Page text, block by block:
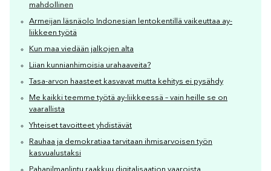
mahdollinen
Armeijan läsnäolo Indonesian lentokentillä vaikeuttaa ay-
liikkeen työtä
Kun maa viedään jalkojen alta
Liian kunnianhimoisia urahaaveita?
Tasa-arvon haasteet kasvavat mutta kehitys ei pysähdy
Me kaikki teemme työtä ay-liikkeessä – vain heille se on
vaarallista
Yhteiset tavoitteet yhdistävät
Rauhaa ja demokratiaa tarvitaan ihmisarvoisen työn
kasvualustaksi